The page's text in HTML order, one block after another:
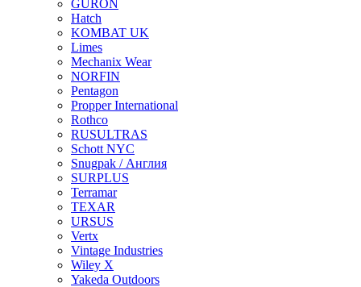
GURON
Hatch
KOMBAT UK
Limes
Mechanix Wear
NORFIN
Pentagon
Propper International
Rothco
RUSULTRAS
Schott NYC
Snugpak / Англия
SURPLUS
Terramar
TEXAR
URSUS
Vertx
Vintage Industries
Wiley X
Yakeda Outdoors